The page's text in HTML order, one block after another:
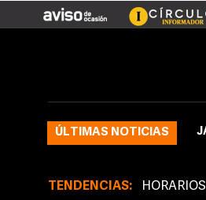
ÚLTIMAS NOTICIAS
TENDENCIAS: